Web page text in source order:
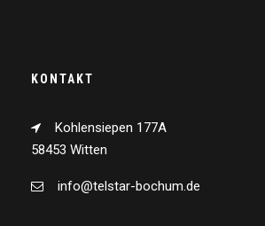
KONTAKT
Kohlensiepen 177A
58453 Witten
info@telstar-bochum.de